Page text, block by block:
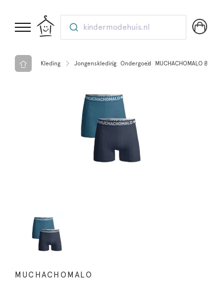
kindermodehuis.nl
Kleding Jongenskleding Ondergoed MUCHACHOMALO
MUCHACHOMALO